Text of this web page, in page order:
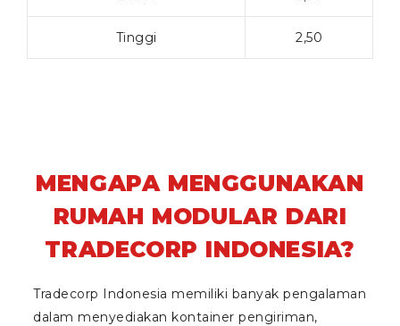
Tinggi 2,50
MENGAPA MENGGUNAKAN
RUMAH MODULAR DARI
TRADECORP INDONESIA?
Tradecorp Indonesia memiliki banyak pengalaman
dalam menyediakan kontainer pengiriman,